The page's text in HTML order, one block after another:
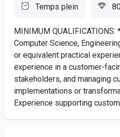
Temps plein
MINIMUM QUALIFICATIONS:
Computer Science,
or equivalent practical
experience in a customer-
stakeholders, and managing
implementations or
Experience supporting